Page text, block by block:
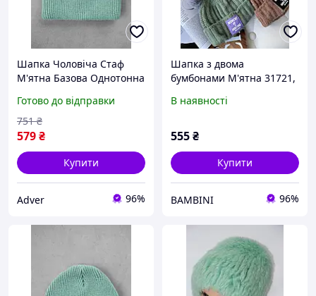
Шапка Чоловіча Стаф
М'ятна Базова Однотонна
Готово до відправки
579₴
751 ₴
Купити
Adver 96%
Шапка з двома
бумбонами М'ятна 31721,
В наявності
555₴
Купити
BAMBINI 96%